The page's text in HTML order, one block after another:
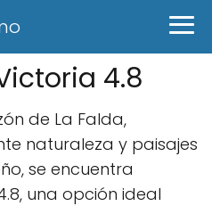
4.8
de La Falda,
naturaleza y paisajes
se encuentra
una opción ideal